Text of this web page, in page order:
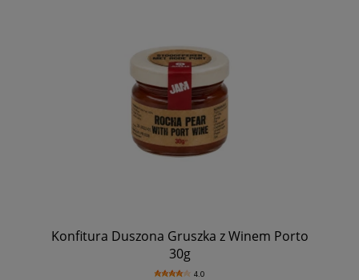
Konfitura Duszona Gruszka z Winem Porto
30g
4.0